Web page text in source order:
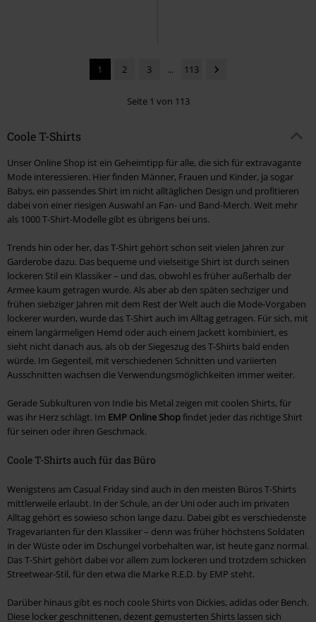
1 2 3 ... 113
Seite 1 von 113
Coole T-Shirts
Unser Online Shop ist ein Geheimtipp für alle, die sich für extravagante
Mode interessieren. Hier finden Männer, Frauen und Kinder, ja sogar
Babys, ein passendes Shirt im nicht alltäglichen Design und profitieren
dabei von einer riesigen Auswahl an Fan- und Band-Merch. Weit mehr
als 1000 T-Shirt-Modelle gibt es übrigens bei uns.
Trends hin oder her, das T-Shirt gehört schon seit vielen Jahren zur
Garderobe dazu. Das bequeme und vielseitige Shirt ist durch seinen
lockeren Stil ein Klassiker – und das, obwohl es früher außerhalb der
Armee kaum getragen wurde. Als aber ab den späten sechziger und
frühen siebziger Jahren mit dem Rest der Welt auch die Mode-Vorgaben
lockerer wurden, wurde das T-Shirt auch im Alltag getragen. Für sich, mit
einem langärmeligen Hemd oder auch einem Jackett kombiniert, es
sieht nicht danach aus, als ob der Siegeszug des T-Shirts bald enden
würde. Im Gegenteil, mit verschiedenen Schnitten und variierten
Ausschnitten wachsen die Verwendungsmöglichkeiten immer weiter.
Gerade Subkulturen von Indie bis Metal zeigen mit coolen Shirts, für
was ihr Herz schlägt. Im EMP Online Shopfindet jeder das richtige Shirt
für seinen oder ihren Geschmack.
Coole T-Shirts auch für das Büro
Wenigstens am Casual Friday sind auch in den meisten Büros T-Shirts
mittlerweile erlaubt. In der Schule, an der Uni oder auch im privaten
Alltag gehört es sowieso schon lange dazu. Dabei gibt es verschiedenste
Tragevarianten für den Klassiker – denn was früher höchstens Soldaten
in der Wüste oder im Dschungel vorbehalten war, ist heute ganz normal.
Das T-Shirt gehört dabei vor allem zum lockeren und trotzdem schicken
Streetwear-Stil, für den etwa die Marke R.E.D. by EMP steht.
Darüber hinaus gibt es noch coole Shirts von Dickies, adidas oder Bench.
Diese locker geschnittenen, dezent gemusterten Shirts lassen sich